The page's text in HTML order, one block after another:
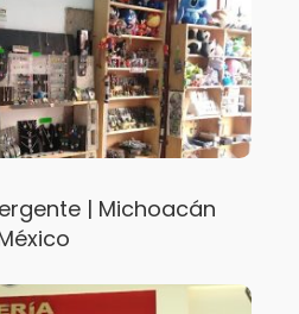
| Michoacán